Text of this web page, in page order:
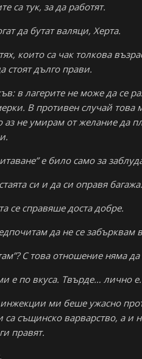
са тук, за да работят.
да бутат валяци, Херта.
които са чак толкова
стоят дълго прави.
в лагерите не може да се
В противен случай това
не умирам от желание да
е било само за
си и да си оправя багажа.
се справяше доста добре.
да не се забърквам
С това отношение няма
е по вкуса. Твърде… лично е.
ми беше ужасно
същинско варварство, а и
правят.